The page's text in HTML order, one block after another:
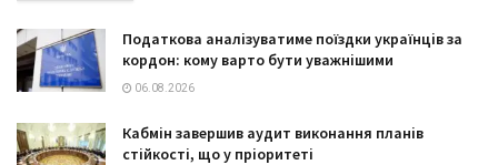
Податкова аналізуватиме поїздки українців за
кордон: кому варто бути уважнішими
06.08.2026
Кабмін завершив аудит виконання планів
стійкості, що у пріоритеті